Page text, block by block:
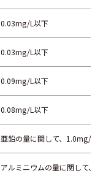
0.03mg/L以下
0.03mg/L以下
0.09mg/L以下
0.08mg/L以下
亜鉛の量に関して、1.0mg/L
アルミニウムの量に関して、